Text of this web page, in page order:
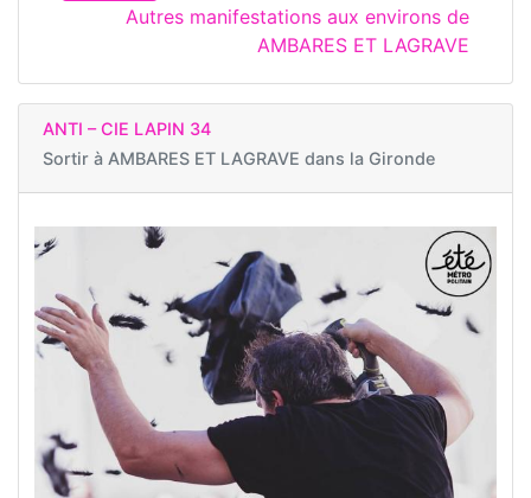
Autres manifestations aux environs de
AMBARES ET LAGRAVE
ANTI – CIE LAPIN 34
Sortir à AMBARES ET LAGRAVE dans la Gironde